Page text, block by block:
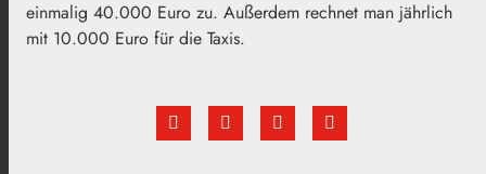
einmalig 40.000 Euro zu. Außerdem rechnet man jährlich
mit 10.000 Euro für die Taxis.